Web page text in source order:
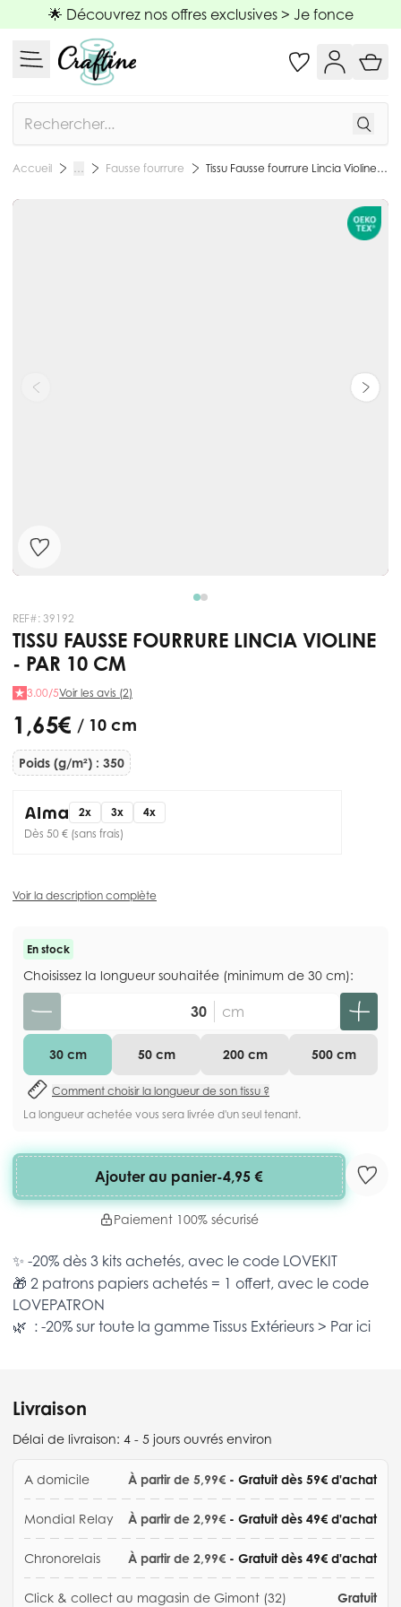
Allez au contenu
🌟 Découvrez nos offres exclusives > Je fonce
Accueil … Fausse fourrure Tissu Fausse fourrure Lincia Violine - Par 10 cm
REF#: 39192
TISSU FAUSSE FOURRURE LINCIA VIOLINE
- PAR 10 CM
3.00/5Voir les avis (2)
1,65 € / 10 cm
Poids (g/m²) : 350
2x 3x
4x
Dès 50 € (sans frais)
Voir la description complète
En stock
Choisissez la longueur souhaitée (minimum de 30 cm):
cm
30 cm 50 cm 200 cm 500 cm
Comment choisir la longueur de son tissu ?
La longueur achetée vous sera livrée d'un seul tenant.
Ajouter au panier-4,95 €
Paiement 100% sécurisé
✨ -20% dès 3 kits achetés, avec le code LOVEKIT
🎁 2 patrons papiers achetés = 1 offert, avec le code
LOVEPATRON
🌿 : -20% sur toute la gamme Tissus Extérieurs > Par ici
Livraison
Délai de livraison: 4 - 5 jours ouvrés environ
A domicile À partir de 5,99€ - Gratuit dès 59€ d'achat
Mondial Relay À partir de 2,99€ - Gratuit dès 49€ d'achat
Chronorelais À partir de 2,99€ - Gratuit dès 49€ d'achat
Click & collect au magasin de Gimont (32) Gratuit